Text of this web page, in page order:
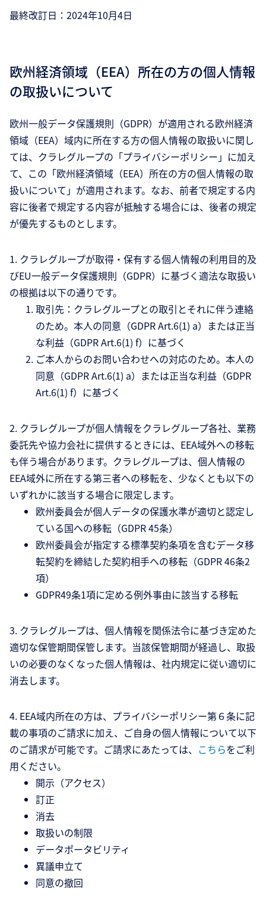
最終改訂日：2024年10月4日
欧州経済領域（EEA）所在の方の個人情報
の取扱いについて
欧州一般データ保護規則（GDPR）が適用される欧州経済
領域（EEA）域内に所在する方の個人情報の取扱いに関し
ては、クラレグループの「プライバシーポリシー」に加え
て、この「欧州経済領域（EEA）所在の方の個人情報の取
扱いについて」が適用されます。なお、前者で規定する内
容に後者で規定する内容が抵触する場合には、後者の規定
が優先するものとします。
1. クラレグループが取得・保有する個人情報の利用目的及
びEU一般データ保護規則（GDPR）に基づく適法な取扱い
の根拠は以下の通りです。
取引先：クラレグループとの取引とそれに伴う連絡
のため。本人の同意（GDPR Art.6(1) a）または正当
な利益（GDPR Art.6(1) f）に基づく
ご本人からのお問い合わせへの対応のため。本人の
同意（GDPR Art.6(1) a）または正当な利益（GDPR
Art.6(1) f）に基づく
2. クラレグループが個人情報をクラレグループ各社、業務
委託先や協力会社に提供するときには、EEA域外への移転
も伴う場合があります。クラレグループは、個人情報の
EEA域外に所在する第三者への移転を、少なくとも以下の
いずれかに該当する場合に限定します。
欧州委員会が個人データの保護水準が適切と認定し
ている国への移転（GDPR 45条）
欧州委員会が指定する標準契約条項を含むデータ移
転契約を締結した契約相手への移転（GDPR 46条2
項）
GDPR49条1項に定める例外事由に該当する移転
3. クラレグループは、個人情報を関係法令に基づき定めた
適切な保管期間保管します。当該保管期間が経過し、取扱
いの必要のなくなった個人情報は、社内規定に従い適切に
消去します。
4. EEA域内所在の方は、プライバシーポリシー第６条に記
載の事項のご請求に加え、ご自身の個人情報について以下
のご請求が可能です。ご請求にあたっては、 こちらをご利
用ください。
開示（アクセス）
訂正
消去
取扱いの制限
データポータビリティ
異議申立て
同意の撤回